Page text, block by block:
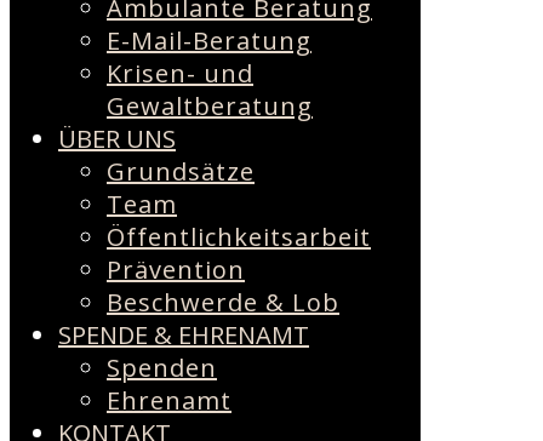
Ambulante Beratung
E-Mail-Beratung
Krisen- und
Gewaltberatung
ÜBER UNS
Grundsätze
Team
Öffentlichkeitsarbeit
Prävention
Beschwerde & Lob
SPENDE & EHRENAMT
Spenden
Ehrenamt
KONTAKT